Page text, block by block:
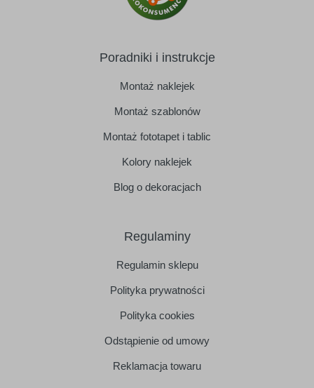
Poradniki i instrukcje
Montaż naklejek
Montaż szablonów
Montaż fototapet i tablic
Kolory naklejek
Blog o dekoracjach
Regulaminy
Regulamin sklepu
Polityka prywatności
Polityka cookies
Odstąpienie od umowy
Reklamacja towaru